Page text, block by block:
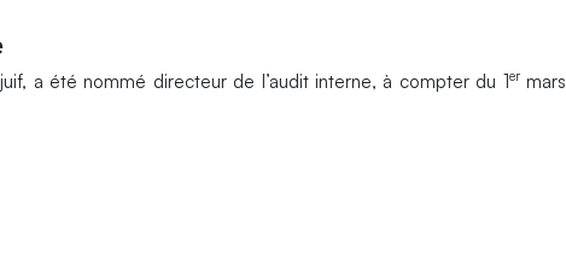
a été nommé directeur de l’audit interne, à compter du 1ermars